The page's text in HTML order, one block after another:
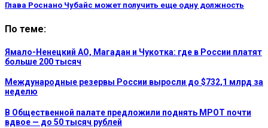
Глава Роснано Чубайс может получить еще одну должность
По теме:
Ямало-Ненецкий АО, Магадан и Чукотка: где в России платят
больше 200 тысяч
Международные резервы России выросли до $732,1 млрд за
неделю
В Общественной палате предложили поднять МРОТ почти
вдвое — до 50 тысяч рублей